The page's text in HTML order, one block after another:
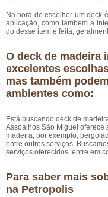
Na hora de escolher um deck
aplicação, como também a
do desse item é feita,
O deck de madeira
excelentes
mas também
ambientes como:
Está buscando deck de
Assoalhos São Miguel oferece
madeira, por exemplo,
entre outros serviços.
serviços oferecidos, entre em
Para saber mais
na Petropolis